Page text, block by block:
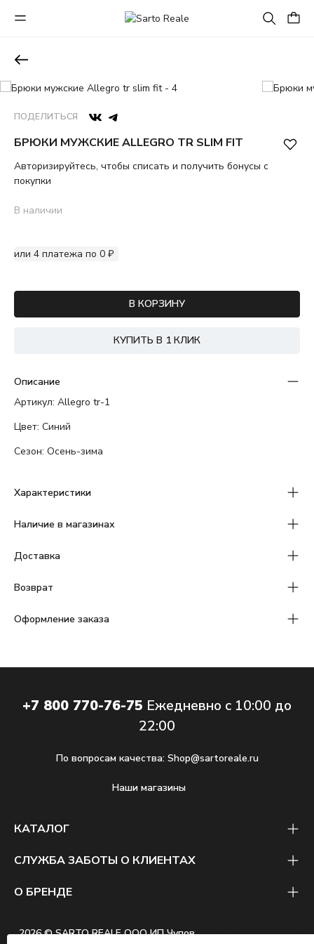
ПОДЕЛИТЬСЯ
БРЮКИ МУЖСКИЕ ALLEGRO TR SLIM FIT
Авторизируйтесь, чтобы списать и получить бонусы с
покупки
В наличии
или 4 платежа по 0 ₽
В КОРЗИНУ
КУПИТЬ В 1 КЛИК
Описание
Артикул: Allegro tr-1
Цвет: Синий
Сезон: Осень-зима
Характеристики
Наличие в магазинах
Доставка
Возврат
Оформление заказа
КАТАЛОГ
СЛУЖБА ЗАБОТЫ О КЛИЕНТАХ
О БРЕНДЕ
+7 800 770-76-75 Ежедневно с 10:00 до
22:00
По вопросам качества: Shop@sartoreale.ru
Наши магазины
2026 © SARTO REALE ООО ИП Чупов